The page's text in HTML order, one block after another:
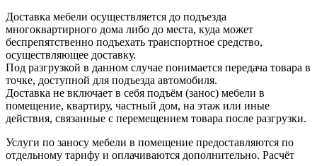
Доставка мебели осуществляется до подъезда
многоквартирного дома либо до места, куда может
беспрепятственно подъехать транспортное средство,
осуществляющее доставку.
Под разгрузкой в данном случае понимается передача товара в
точке, доступной для подъезда автомобиля.
Доставка не включает в себя подъём (занос) мебели в
помещение, квартиру, частный дом, на этаж или иные
действия, связанные с перемещением товара после разгрузки.
Услуги по заносу мебели в помещение предоставляются по
отдельному тарифу и оплачиваются дополнительно. Расчёт